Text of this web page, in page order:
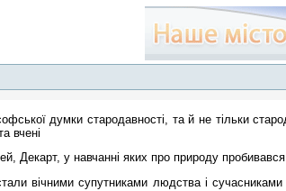
думки стародавності, та й не тільки
вчені
Декарт, у навчанні яких про природу
вічними супутниками людства і